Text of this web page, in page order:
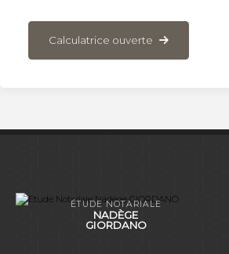
Calculatrice ouverte
ÉTUDE NOTARIALE
NADÈGE
GIORDANO